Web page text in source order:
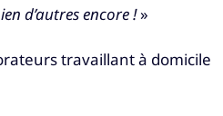
d’autres encore !»
travaillant à domicile